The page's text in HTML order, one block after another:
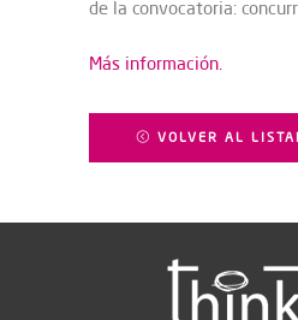
de la convocatoria:
Más información.
VOLVER AL